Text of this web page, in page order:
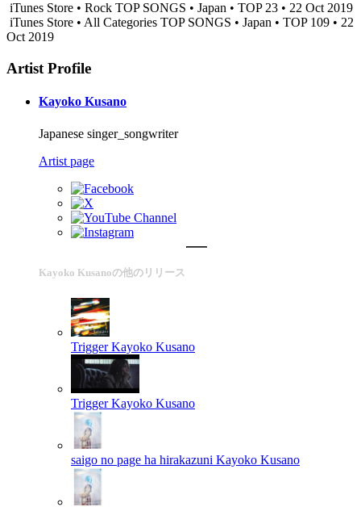
iTunes Store • Rock TOP SONGS • Japan • TOP 23 • 22 Oct 2019
iTunes Store • All Categories TOP SONGS • Japan • TOP 109 • 22
Oct 2019
Artist Profile
Kayoko Kusano
Japanese singer_songwriter
Artist page
Kayoko Kusanoの他のリリース
Trigger Kayoko Kusano
Trigger Kayoko Kusano
saigo no page ha hirakazuni Kayoko Kusano